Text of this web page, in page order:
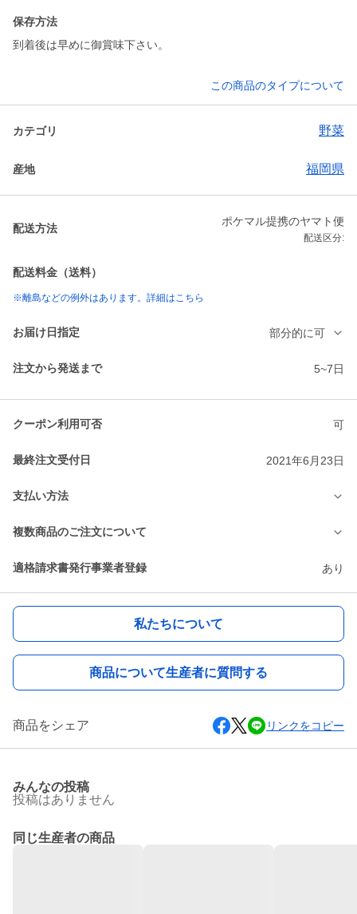
保存方法
到着後は早めに御賞味下さい。
この商品のタイプについて
カテゴリ 野菜
産地 福岡県
配送方法
ポケマル提携のヤマト便
配送区分:
配送料金（送料）
※離島などの例外はあります。詳細はこちら
お届け日指定 部分的に可
注文から発送まで 5~7日
クーポン利用可否 可
最終注文受付日 2021年6月23日
支払い方法
複数商品のご注文について
適格請求書発行事業者登録 あり
私たちについて
商品について生産者に質問する
商品をシェア リンクをコピー
みんなの投稿
投稿はありません
同じ生産者の商品